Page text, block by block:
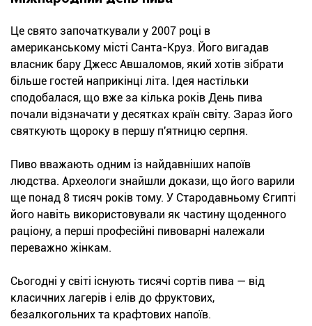
Це свято започаткували у 2007 році в
американському місті Санта-Круз. Його вигадав
власник бару Джесс Авшаломов, який хотів зібрати
більше гостей наприкінці літа. Ідея настільки
сподобалася, що вже за кілька років День пива
почали відзначати у десятках країн світу. Зараз його
святкують щороку в першу п'ятницю серпня.
Пиво вважають одним із найдавніших напоїв
людства. Археологи знайшли докази, що його варили
ще понад 8 тисяч років тому. У Стародавньому Єгипті
його навіть використовували як частину щоденного
раціону, а перші професійні пивоварні належали
переважно жінкам.
Сьогодні у світі існують тисячі сортів пива — від
класичних лагерів і елів до фруктових,
безалкогольних та крафтових напоїв.